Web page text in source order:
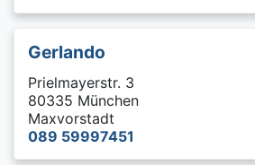
Gerlando
Prielmayerstr. 3
80335 München
Maxvorstadt
089 59997451